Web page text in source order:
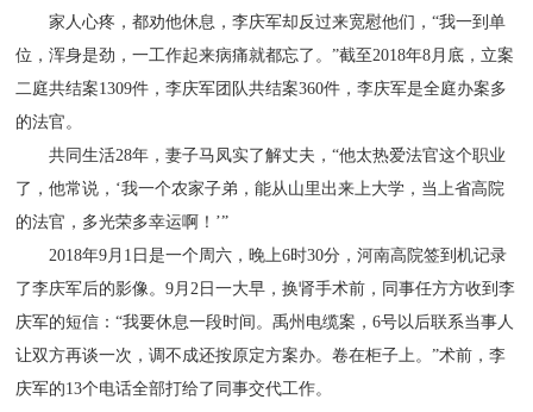
家人心疼，都劝他休息，李庆军却反过来宽慰他们，“我一到单
位，浑身是劲，一工作起来病痛就都忘了。”截至2018年8月底，立案
二庭共结案1309件，李庆军团队共结案360件，李庆军是全庭办案多
的法官。
共同生活28年，妻子马凤实了解丈夫，“他太热爱法官这个职业
了，他常说，‘我一个农家子弟，能从山里出来上大学，当上省高院
的法官，多光荣多幸运啊！’”
2018年9月1日是一个周六，晚上6时30分，河南高院签到机记录
了李庆军后的影像。9月2日一大早，换肾手术前，同事任方方收到李
庆军的短信：“我要休息一段时间。禹州电缆案，6号以后联系当事人
让双方再谈一次，调不成还按原定方案办。卷在柜子上。”术前，李
庆军的13个电话全部打给了同事交代工作。